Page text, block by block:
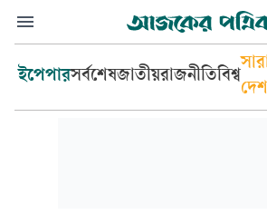
ইপেপারসর্বশেষজাতীয়রাজনীতিবিশ্ব
দেশ